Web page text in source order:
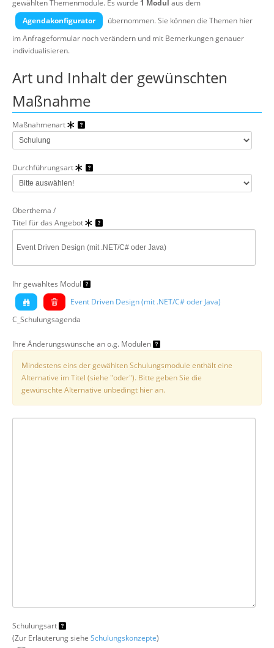
Über uns
Suche
gewählten Themenmodule. Es wurde 1 Modul aus dem
Agendakonfigurator
übernommen. Sie können die Themen hier
im Anfrageformular noch verändern und mit Bemerkungen genauer
individualisieren.
Art und Inhalt der gewünschten
Maßnahme
Maßnahmenart
Durchführungsart
Oberthema /
Titel für das Angebot
Ihr gewähltes Modul
Event Driven Design (mit .NET/C# oder Java)
C_Schulungsagenda
Ihre Änderungswünsche an o.g. Modulen
Mindestens eins der gewählten Schulungsmodule enthält eine
Alternative im Titel (siehe "oder"). Bitte geben Sie die
gewünschte Alternative unbedingt hier an.
Schulungsart
(Zur Erläuterung siehe Schulungskonzepte)